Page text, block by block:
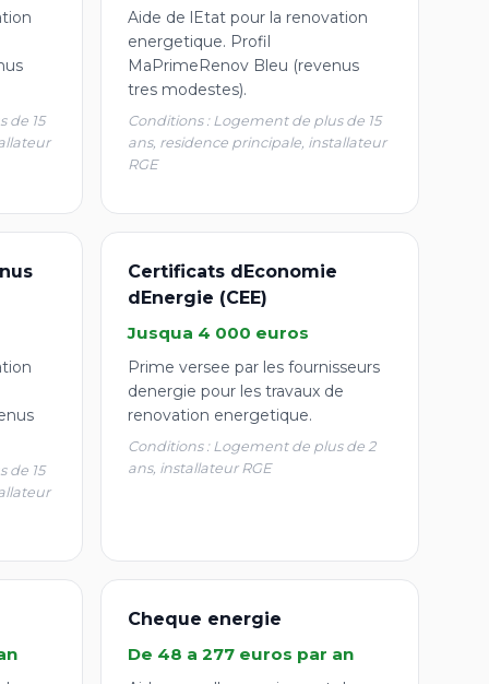
de 15
Aide de lEtat pour la renovation
energetique. Profil
MaPrimeRenov Bleu (revenus
tres modestes).
Conditions : Logement de plus de 15
ans, residence principale, installateur
RGE
de 15
Certificats dEconomie
dEnergie (CEE)
Jusqua 4 000 euros
Prime versee par les fournisseurs
denergie pour les travaux de
renovation energetique.
Conditions : Logement de plus de 2
ans, installateur RGE
Cheque energie
De 48 a 277 euros par an